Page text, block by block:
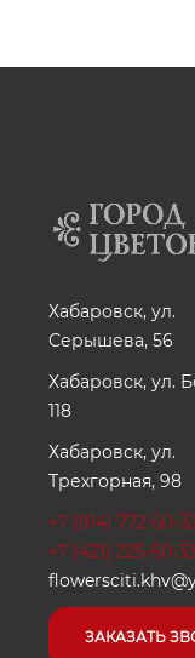
Хабаровск, ул.
Серышева, 56
Хабаровск, ул.
118
Хабаровск, ул.
Трехгорная, 98
+7 (914) 772-50-
+7 (421) 225-50-33
ЗАКАЗАТЬ